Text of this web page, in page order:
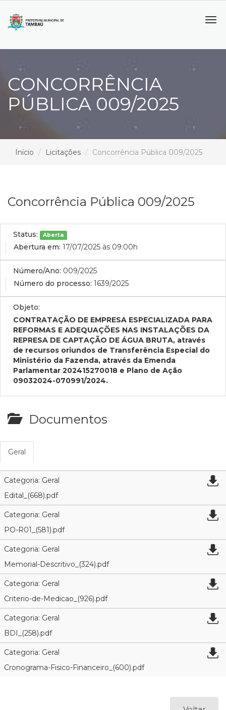
CONCORRÊNCIA
PÚBLICA 009/2025
Início Licitações Concorrência Pública 009/2025
Concorrência Pública 009/2025
Status: Aberta
Abertura em: 17/07/2025 às 09:00h
Número/Ano: 009/2025
Número do processo: 1639/2025
Objeto:
CONTRATAÇÃO DE EMPRESA ESPECIALIZADA PARA
REFORMAS E ADEQUAÇÕES NAS INSTALAÇÕES DA
REPRESA DE CAPTAÇÃO DE ÁGUA BRUTA, através
de recursos oriundos de Transferência Especial do
Ministério da Fazenda, através da Emenda
Parlamentar 202415270018 e Plano de Ação
09032024-070991/2024.
Documentos
Geral
Categoria: Geral
Edital_(668).pdf
Categoria: Geral
PO-R01_(581).pdf
Categoria: Geral
Memorial-Descritivo_(324).pdf
Categoria: Geral
Criterio-de-Medicao_(926).pdf
Categoria: Geral
BDI_(258).pdf
Categoria: Geral
Cronograma-Fisico-Financeiro_(600).pdf